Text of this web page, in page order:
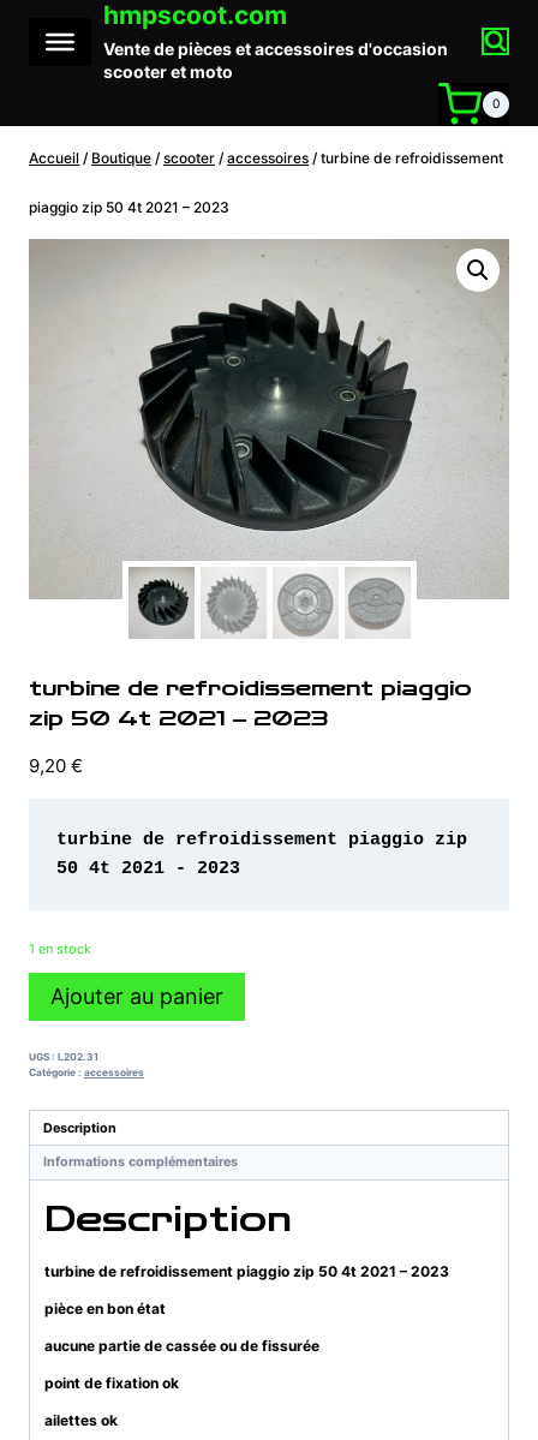
contenu
hmpscoot.com
Vente de pièces et accessoires d'occasion
scooter et moto
0
Accueil / Boutique / scooter / accessoires / turbine de refroidissement
piaggio zip 50 4t 2021 – 2023
turbine de refroidissement piaggio
zip 50 4t 2021 – 2023
9,20 €
turbine de refroidissement piaggio zip
50 4t 2021 - 2023
1 en stock
quantité
de
refroidissement
zip
50
2023
Ajouter au panier
UGS : L202.31
Catégorie : accessoires
Description
Informations complémentaires
Description
turbine de refroidissement piaggio zip 50 4t 2021 – 2023
pièce en bon état
aucune partie de cassée ou de fissurée
point de fixation ok
ailettes ok